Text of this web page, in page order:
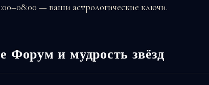
— ваши астрологические ключи.
Форум и мудрость звёзд